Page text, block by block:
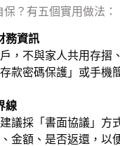
？有五個實用做法：
務資訊
，不與家人共用存摺
款密碼保護」或手機
線
議採「書面協議」方
金額、是否返還，以